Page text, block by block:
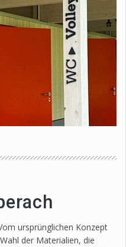
ursprünglichen Konzept
der Materialien, die